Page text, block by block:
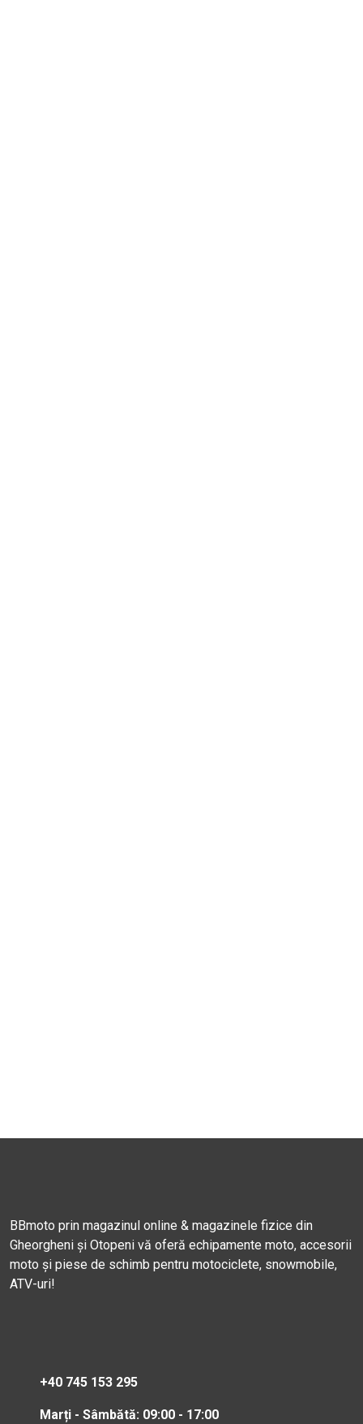
BBmoto prin magazinul online & magazinele fizice din
Gheorgheni și Otopeni vă oferă echipamente moto, accesorii
moto și piese de schimb pentru motociclete, snowmobile,
ATV-uri!
+40 745 153 295
Marți - Sâmbătă: 09:00 - 17:00